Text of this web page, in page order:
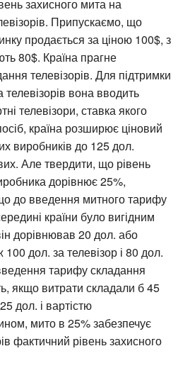
захисного мита на
Припускаємо, що
продається за ціною 100$, з
80$. Країна прагне
телевізорів. Для підтримки
вона вводить
телевізори, ставка якого
країна розширює ціновий
виробників до 125 дол.
Але твердити, що рівень
дорівнює 25%,
до введення митного тарифу
країни було вигідним
дорівнював 20 дол. або
дол. за телевізор і 80 дол.
тарифу складання
якщо витрати складали б 45
дол. і вартістю
мито в 25% забезпечує
фактичний рівень захисного